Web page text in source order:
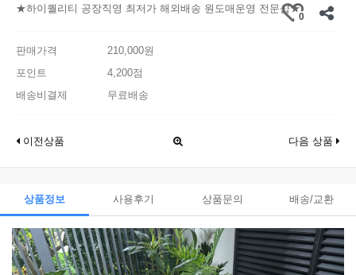
★하이퀄리티 공장직영 최저가 해외배송 원도매운영 전문샵★
0
판매가격
210,000원
포인트
4,200점
배송비결제
무료배송
이전상품 다음 상품
상품정보 사용후기 상품문의 배송/교환